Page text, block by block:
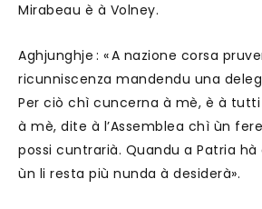
Mirabeau è à Volney.
Aghjunghje : « A nazione corsa
ricunniscenza mandendu una
Per ciò chì cuncerna à mè, è à
à mè, dite à l’Assemblea chì ùn
possi cuntrarià. Quandu a Patria
ùn li resta più nunda à desiderà».